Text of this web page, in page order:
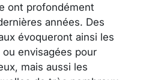
ont profondément
années. Des
évoqueront ainsi les
envisagées pour
mais aussi les